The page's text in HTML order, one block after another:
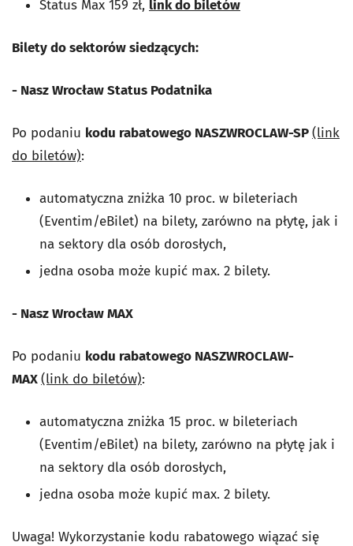
Status Max 159 zł, link do biletów
Bilety do sektorów siedzących:
- Nasz Wrocław Status Podatnika
Po podaniu kodu rabatowego NASZWROCLAW-SP(link
do biletów):
automatyczna zniżka 10 proc. w bileteriach
(Eventim/eBilet) na bilety, zarówno na płytę, jak i
na sektory dla osób dorosłych,
jedna osoba może kupić max. 2 bilety.
- Nasz Wrocław MAX
Po podaniu kodu rabatowego NASZWROCLAW-
MAX(link do biletów):
automatyczna zniżka 15 proc. w bileteriach
(Eventim/eBilet) na bilety, zarówno na płytę jak i
na sektory dla osób dorosłych,
jedna osoba może kupić max. 2 bilety.
Uwaga! Wykorzystanie kodu rabatowego wiązać się